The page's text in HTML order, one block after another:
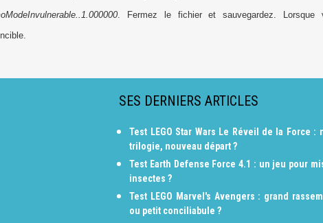
. Fermez le fichier et sauvegardez. Lorsque
SES DERNIERS ARTICLES
Test LEGO Star Wars Le Réveil de la Force :
trilogie, nouveau départ ?
Test Earth Defense Force 4.1 : un jeu pour
insectes ?
Test LEGO Marvel's Avengers : grand
ou petit conciliabule ?